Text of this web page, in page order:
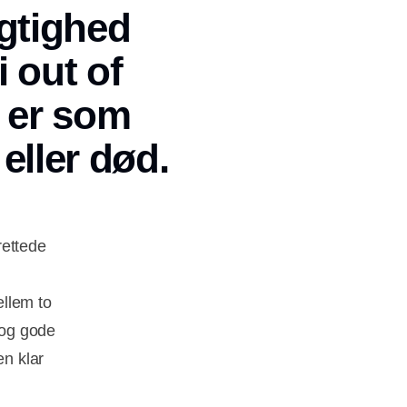
out of
som
død.
to
gode
klar